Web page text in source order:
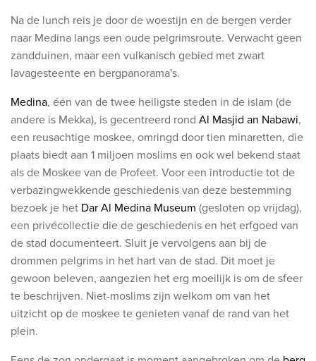
Na de lunch reis je door de woestijn en de bergen verder
naar Medina langs een oude pelgrimsroute. Verwacht geen
zandduinen, maar een vulkanisch gebied met zwart
lavagesteente en bergpanorama's.
Medina, één van de twee heiligste steden in de islam (de
andere is Mekka), is gecentreerd rond Al Masjid an Nabawi,
een reusachtige moskee, omringd door tien minaretten, die
plaats biedt aan 1 miljoen moslimsen ook wel bekend staat
als de Moskee van de Profeet. Voor een introductie tot de
verbazingwekkende geschiedenis van deze bestemming
bezoek je het Dar Al Medina Museum (gesloten op vrijdag),
een privécollectie die de geschiedenis en het erfgoed van
de stad documenteert. Sluit je vervolgens aan bij de
drommen pelgrims in het hart van de stad. Dit moet je
gewoon beleven, aangezien het erg moeilijk is om de sfeer
te beschrijven. Niet-moslims zijn welkom om van het
uitzicht op de moskee te genieten vanaf de rand van het
plein.